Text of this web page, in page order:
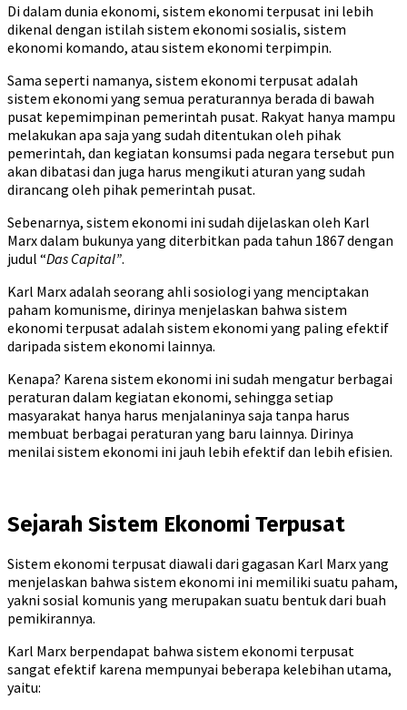
Di dalam dunia ekonomi, sistem ekonomi terpusat ini lebih
dikenal dengan istilah sistem ekonomi sosialis, sistem
ekonomi komando, atau sistem ekonomi terpimpin.
Sama seperti namanya, sistem ekonomi terpusat adalah
sistem ekonomi yang semua peraturannya berada di bawah
pusat kepemimpinan pemerintah pusat. Rakyat hanya mampu
melakukan apa saja yang sudah ditentukan oleh pihak
pemerintah, dan kegiatan konsumsi pada negara tersebut pun
akan dibatasi dan juga harus mengikuti aturan yang sudah
dirancang oleh pihak pemerintah pusat.
Sebenarnya, sistem ekonomi ini sudah dijelaskan oleh Karl
Marx dalam bukunya yang diterbitkan pada tahun 1867 dengan
judul “Das Capital”.
Karl Marx adalah seorang ahli sosiologi yang menciptakan
paham komunisme, dirinya menjelaskan bahwa sistem
ekonomi terpusat adalah sistem ekonomi yang paling efektif
daripada sistem ekonomi lainnya.
Kenapa? Karena sistem ekonomi ini sudah mengatur berbagai
peraturan dalam kegiatan ekonomi, sehingga setiap
masyarakat hanya harus menjalaninya saja tanpa harus
membuat berbagai peraturan yang baru lainnya. Dirinya
menilai sistem ekonomi ini jauh lebih efektif dan lebih efisien.
Sejarah Sistem Ekonomi Terpusat
Sistem ekonomi terpusat diawali dari gagasan Karl Marx yang
menjelaskan bahwa sistem ekonomi ini memiliki suatu paham,
yakni sosial komunis yang merupakan suatu bentuk dari buah
pemikirannya.
Karl Marx berpendapat bahwa sistem ekonomi terpusat
sangat efektif karena mempunyai beberapa kelebihan utama,
yaitu: